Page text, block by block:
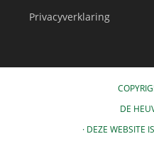
Privacyverklaring
DE
· DEZE WEBSITE